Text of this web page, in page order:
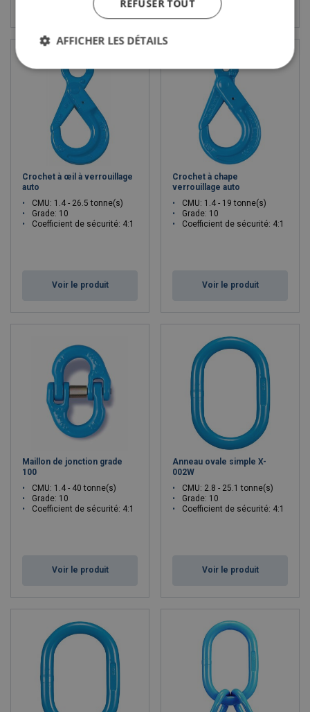
Crochet à œil à verrouillage
auto
CMU: 1.4 - 26.5 tonne(s)
Grade: 10
Coefficient de sécurité: 4:1
Voir le produit
Crochet à chape
verrouillage auto
CMU: 1.4 - 19 tonne(s)
Grade: 10
Coefficient de sécurité: 4:1
Voir le produit
Maillon de jonction grade
100
CMU: 1.4 - 40 tonne(s)
Grade: 10
Coefficient de sécurité: 4:1
Voir le produit
Anneau ovale simple X-
002W
CMU: 2.8 - 25.1 tonne(s)
Grade: 10
Coefficient de sécurité: 4:1
Voir le produit
REFUSER TOUT
AFFICHER LES DÉTAILS